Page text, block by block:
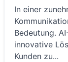
In einer
Bedeutung.
innovative
Kunden zu...